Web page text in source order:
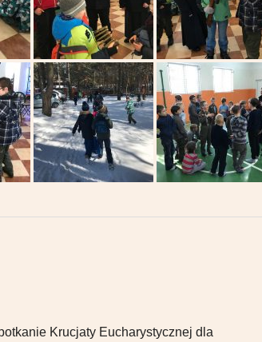
Krucjaty Eucharystycznej dla